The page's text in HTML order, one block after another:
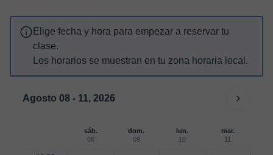
Elige fecha y hora para empezar a reservar tu
clase.
Los horarios se muestran en tu zona horaria local.
Agosto 08 - 11, 2026
sáb.
08
dom.
09
lun.
10
mar.
11